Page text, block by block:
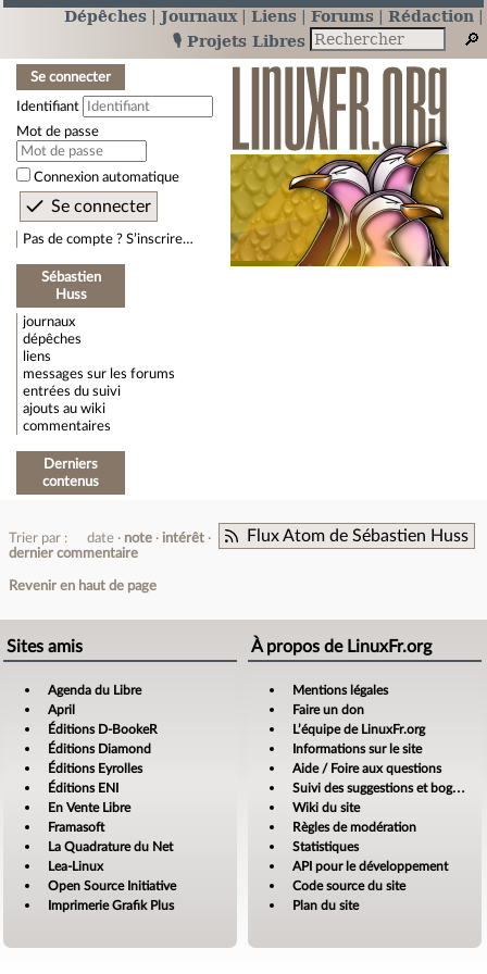
Dépêches Journaux Liens Forums
Rédaction
🎙️ Projets Libres
Se connecter
Identifiant
Mot de passe
Connexion automatique
Pas de compte ? S’inscrire…
Sébastien
Huss
journaux
dépêches
liens
messages sur les forums
entrées du suivi
ajouts au wiki
commentaires
Derniers
contenus
Flux Atom de Sébastien Huss
Trier par : date note
intérêt
dernier commentaire
Revenir en haut de page
Sites amis
Agenda du Libre
April
Éditions D-BookeR
Éditions Diamond
Éditions Eyrolles
Éditions ENI
En Vente Libre
Framasoft
La Quadrature du Net
Lea-Linux
Open Source Initiative
Imprimerie Grafik Plus
À propos de LinuxFr.org
Mentions légales
Faire un don
L’équipe de LinuxFr.org
Informations sur le site
Aide / Foire aux questions
Suivi des suggestions et bogues
Wiki du site
Règles de modération
Statistiques
API pour le développement
Code source du site
Plan du site